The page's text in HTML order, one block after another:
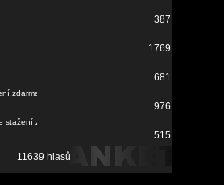
387
1769
681
976
515
11639 hlasů